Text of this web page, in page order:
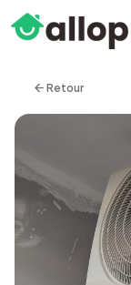
Retour